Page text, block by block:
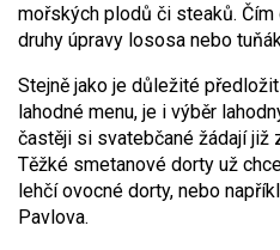
mořských plodů či steaků.
druhy úpravy lososa nebo
Stejně jako je důležité
lahodné menu, je i výběr
častěji si svatebčané žádají již
Těžké smetanové dorty už
lehčí ovocné dorty, nebo
Pavlova.